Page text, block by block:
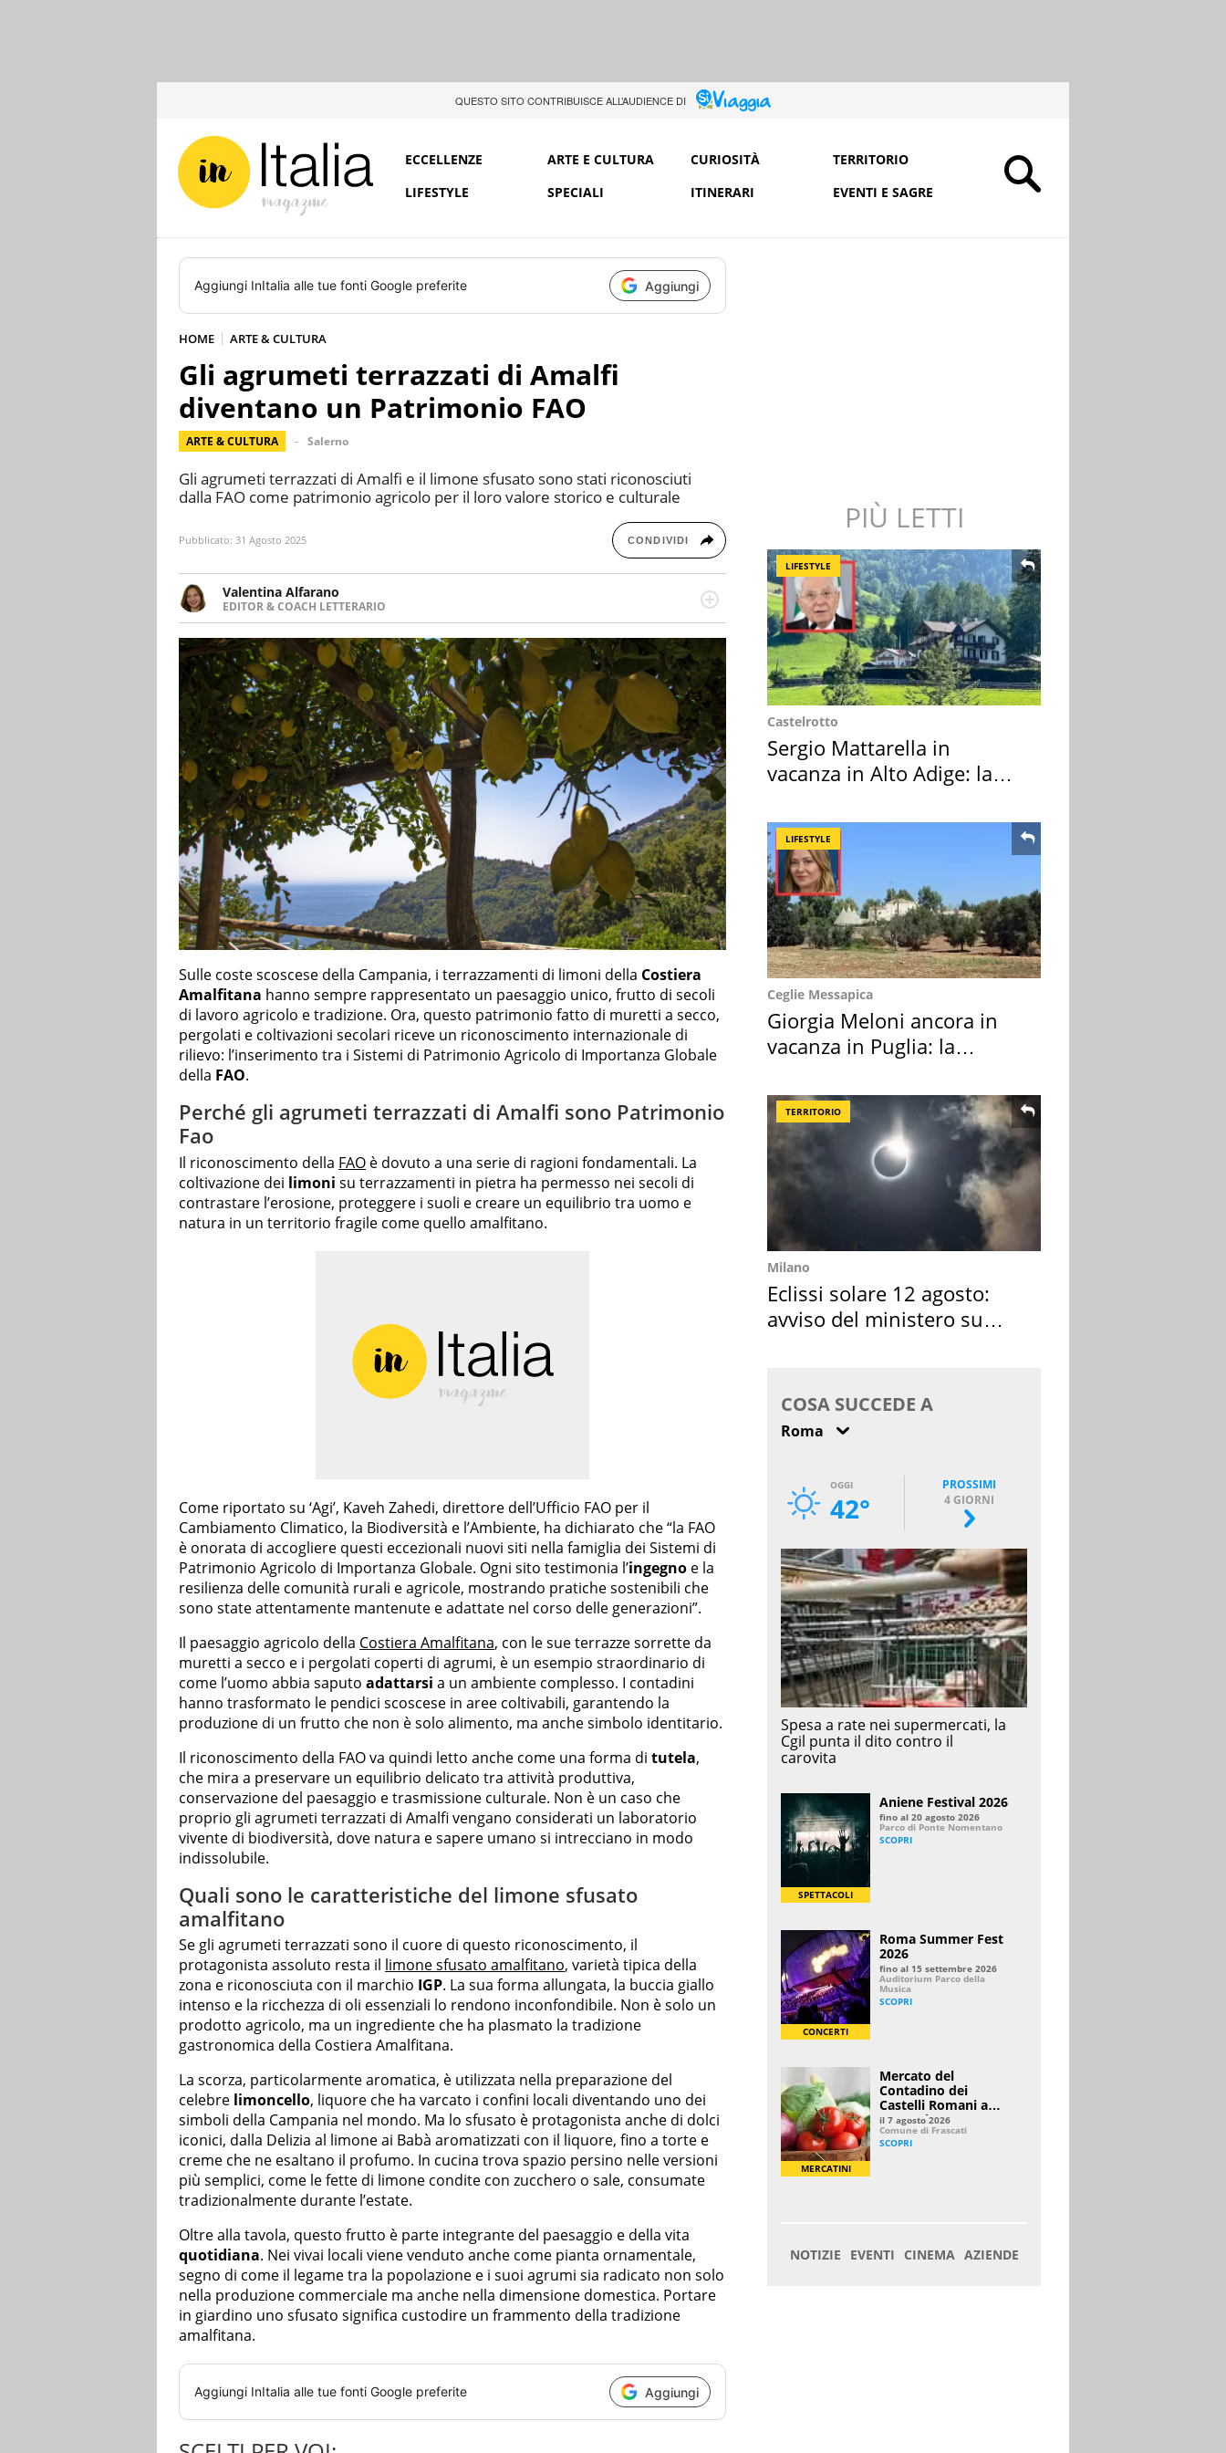
QUESTO SITO CONTRIBUISCE ALL’AUDIENCE DI
ECCELLENZE ARTE E CULTURA CURIOSITÀ
TERRITORIO
LIFESTYLE
SPECIALI ITINERARI EVENTI E SAGRE
Aggiungi InItalia alle tue fonti Google preferite Aggiungi
HOME ARTE & CULTURA
Gli agrumeti terrazzati di Amalfi
diventano un Patrimonio FAO
ARTE & CULTURA Salerno
Gli agrumeti terrazzati di Amalfi e il limone sfusato sono stati riconosciuti
dalla FAO come patrimonio agricolo per il loro valore storico e culturale
Pubblicato: 31 Agosto 2025 CONDIVIDI
Valentina Alfarano
EDITOR & COACH LETTERARIO
Lavorare con le storie è la mia missione! Specializzata in storytelling di viaggi,
lavoro come editor di narrativa e coach di scrittura creativa.
Sulle coste scoscese della Campania, i terrazzamenti di limoni della Costiera
Amalfitana hanno sempre rappresentato un paesaggio unico, frutto di secoli
di lavoro agricolo e tradizione. Ora, questo patrimonio fatto di muretti a secco,
pergolati e coltivazioni secolari riceve un riconoscimento internazionale di
rilievo: l’inserimento tra i Sistemi di Patrimonio Agricolo di Importanza Globale
della FAO.
Perché gli agrumeti terrazzati di Amalfi sono Patrimonio
Fao
Il riconoscimento della FAO è dovuto a una serie di ragioni fondamentali. La
coltivazione dei limoni su terrazzamenti in pietra ha permesso nei secoli di
contrastare l’erosione, proteggere i suoli e creare un equilibrio tra uomo e
natura in un territorio fragile come quello amalfitano.
Come riportato su ‘Agi’, Kaveh Zahedi, direttore dell’Ufficio FAO per il
Cambiamento Climatico, la Biodiversità e l’Ambiente, ha dichiarato che “la FAO
è onorata di accogliere questi eccezionali nuovi siti nella famiglia dei Sistemi di
Patrimonio Agricolo di Importanza Globale. Ogni sito testimonia l’ingegno e la
resilienza delle comunità rurali e agricole, mostrando pratiche sostenibili che
sono state attentamente mantenute e adattate nel corso delle generazioni”.
Il paesaggio agricolo della Costiera Amalfitana, con le sue terrazze sorrette da
muretti a secco e i pergolati coperti di agrumi, è un esempio straordinario di
come l’uomo abbia saputo adattarsi a un ambiente complesso. I contadini
hanno trasformato le pendici scoscese in aree coltivabili, garantendo la
produzione di un frutto che non è solo alimento, ma anche simbolo identitario.
Il riconoscimento della FAO va quindi letto anche come una forma di tutela,
che mira a preservare un equilibrio delicato tra attività produttiva,
conservazione del paesaggio e trasmissione culturale. Non è un caso che
proprio gli agrumeti terrazzati di Amalfi vengano considerati un laboratorio
vivente di biodiversità, dove natura e sapere umano si intrecciano in modo
indissolubile.
Quali sono le caratteristiche del limone sfusato
amalfitano
Se gli agrumeti terrazzati sono il cuore di questo riconoscimento, il
protagonista assoluto resta il limone sfusato amalfitano, varietà tipica della
zona e riconosciuta con il marchio IGP. La sua forma allungata, la buccia giallo
intenso e la ricchezza di oli essenziali lo rendono inconfondibile. Non è solo un
prodotto agricolo, ma un ingrediente che ha plasmato la tradizione
gastronomica della Costiera Amalfitana.
La scorza, particolarmente aromatica, è utilizzata nella preparazione del
celebre limoncello, liquore che ha varcato i confini locali diventando uno dei
simboli della Campania nel mondo. Ma lo sfusato è protagonista anche di dolci
iconici, dalla Delizia al limone ai Babà aromatizzati con il liquore, fino a torte e
creme che ne esaltano il profumo. In cucina trova spazio persino nelle versioni
più semplici, come le fette di limone condite con zucchero o sale, consumate
tradizionalmente durante l’estate.
Oltre alla tavola, questo frutto è parte integrante del paesaggio e della vita
quotidiana. Nei vivai locali viene venduto anche come pianta ornamentale,
segno di come il legame tra la popolazione e i suoi agrumi sia radicato non solo
nella produzione commerciale ma anche nella dimensione domestica. Portare
in giardino uno sfusato significa custodire un frammento della tradizione
amalfitana.
Aggiungi InItalia alle tue fonti Google preferite Aggiungi
PIÙ LETTI
LIFESTYLE
Castelrotto
Sergio Mattarella in
vacanza in Alto Adige: la
LIFESTYLE
Ceglie Messapica
Giorgia Meloni ancora in
vacanza in Puglia: la
TERRITORIO
Milano
Eclissi solare 12 agosto:
avviso del ministero su